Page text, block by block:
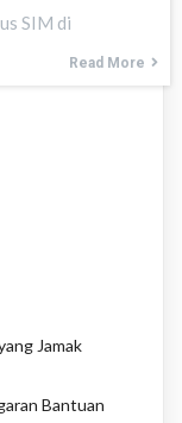
SIM di
Read More
Jamak
Bantuan